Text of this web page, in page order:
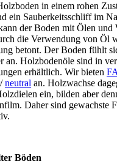
in einem rohen
ein Sauberkeitsschliff im
der Boden mit Ölen und
die Verwendung von Öl
betont. Der Boden fühlt
an. Holzbodenöle sind in
erhältlich. Wir bieten
/neutral an. Holzwachse
ein, bilden aber
Daher sind gewachste
Böden